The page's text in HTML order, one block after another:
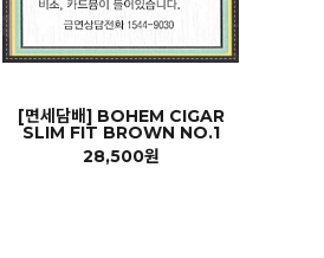
[면세담배] BOHEM CIGAR
SLIM FIT BROWN NO.1
28,500원